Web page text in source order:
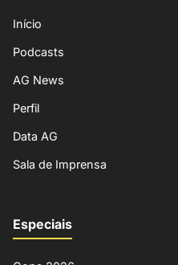
Início
Podcasts
AG News
Perfil
Data AG
Sala de Imprensa
Especiais